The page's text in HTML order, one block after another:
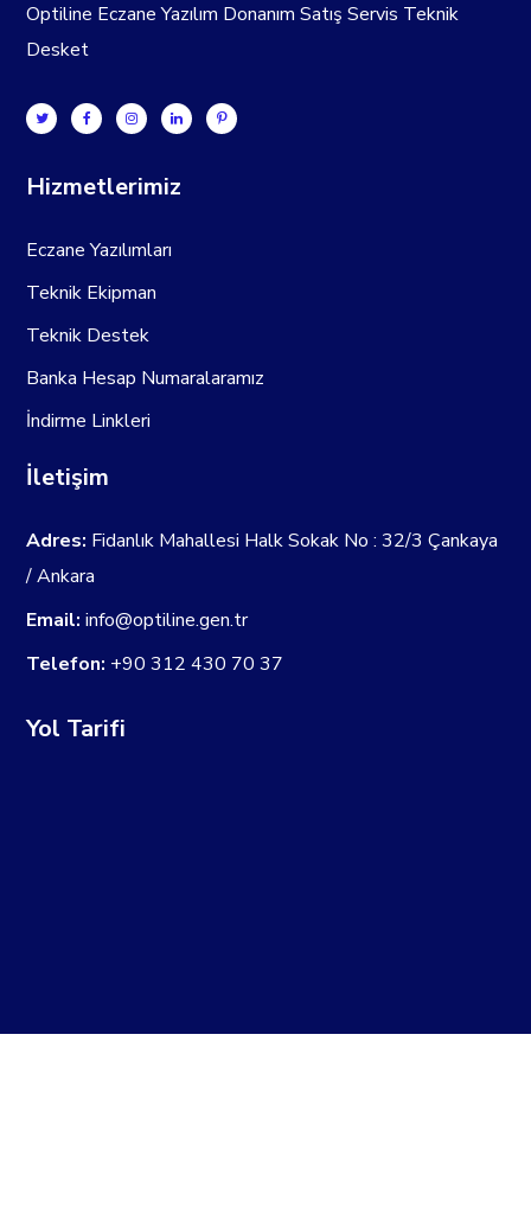
Optiline Eczane Yazılım Donanım Satış Servis Teknik
Desket
Hizmetlerimiz
Eczane Yazılımları
Teknik Ekipman
Teknik Destek
Banka Hesap Numaralaramız
İndirme Linkleri
İletişim
Adres: Fidanlık Mahallesi Halk Sokak No : 32/3 Çankaya
/ Ankara
Email: info@optiline.gen.tr
Telefon: +90 312 430 70 37
Yol Tarifi